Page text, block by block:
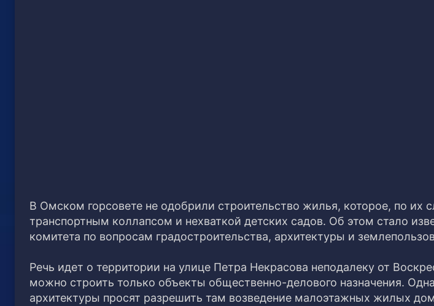
В Омском горсовете не одобрили строительство жилья, которое, по их
транспортным коллапсом и нехваткой детских садов. Об этом стало
комитета по вопросам градостроительства, архитектуры и
Речь идет о территории на улице Петра Некрасова неподалеку от
можно строить только объекты общественно-делового назначения.
архитектуры просят разрешить там возведение малоэтажных жилых